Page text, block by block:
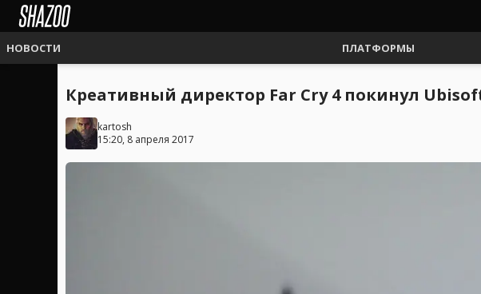
НОВОСТИ ПЛАТФОРМЫ
Креативный директор Far Cry 4 покинул
kartosh
15:20, 8 апреля 2017